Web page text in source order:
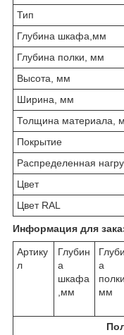
Тип
Глубина шкафа,мм
Глубина полки, мм
Высота, мм
Ширина, мм
Толщина материала,
Покрытие
Распределенная
Цвет
Цвет RAL
Информация для
Артику
л
Глубин
а
шкафа
,мм
а
полки,
мм